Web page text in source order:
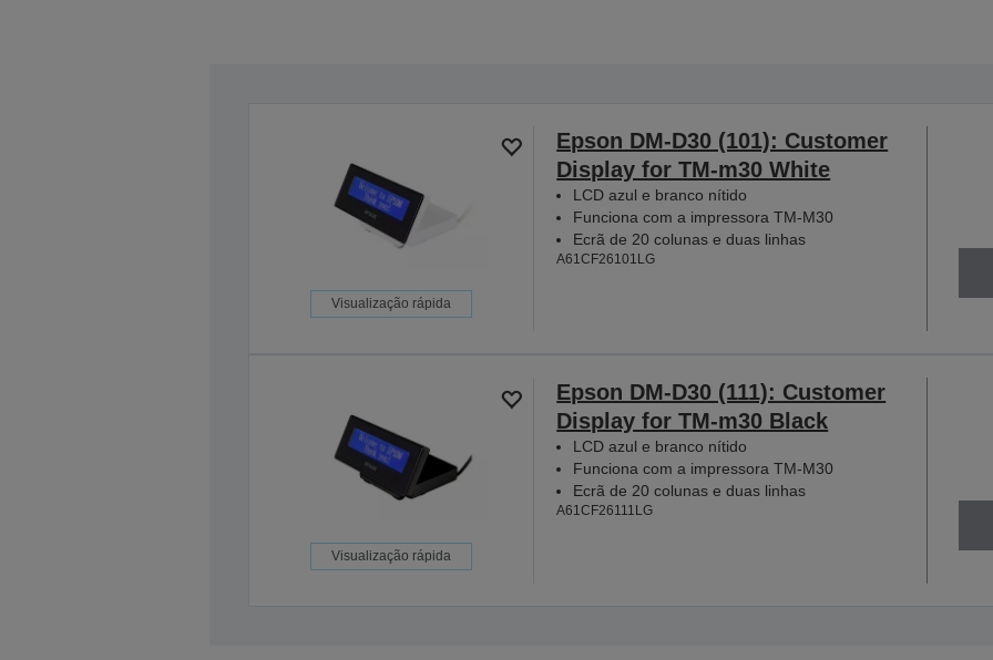
Visualização rápida
Epson DM-D30 (101): Customer
Display for TM-m30 White
LCD azul e branco nítido
Funciona com a impressora TM-M30
Ecrã de 20 colunas e duas linhas
A61CF26101LG
Visualização rápida
Epson DM-D30 (111): Customer
Display for TM-m30 Black
LCD azul e branco nítido
Funciona com a impressora TM-M30
Ecrã de 20 colunas e duas linhas
A61CF26111LG